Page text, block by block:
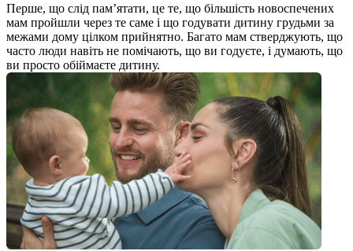
Перше, що слід пам’ятати, це те, що більшість новоспечених
мам пройшли через те саме і що годувати дитину грудьми за
межами дому цілком прийнятно. Багато мам стверджують, що
часто люди навіть не помічають, що ви годуєте, і думають, що
ви просто обіймаєте дитину.